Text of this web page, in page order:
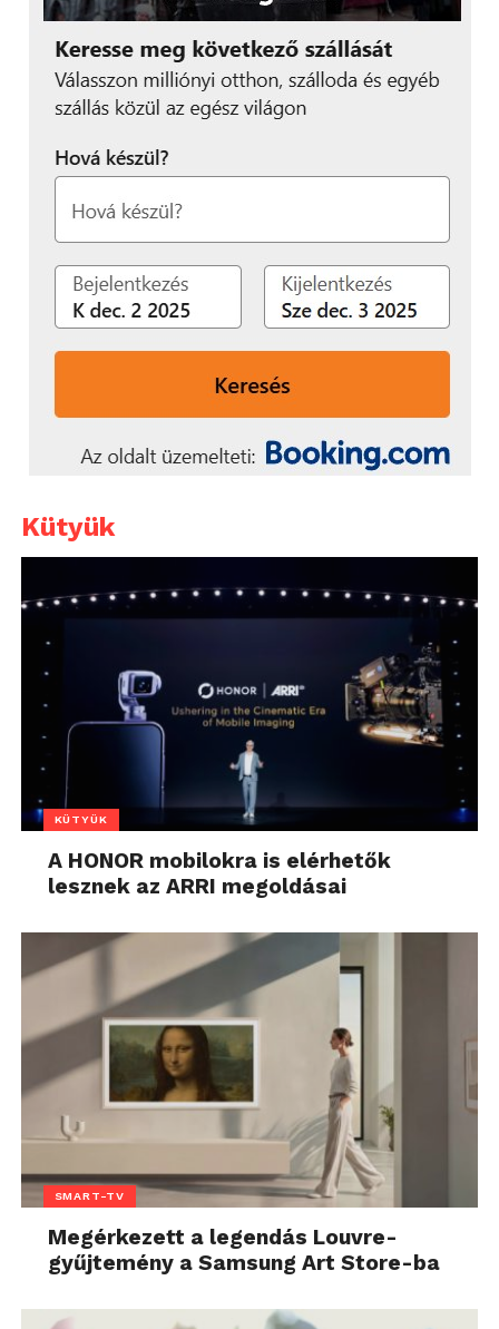
Kütyük
KÜTYÜK
A HONOR mobilokra is elérhetők
lesznek az ARRI megoldásai
SMART-TV
Megérkezett a legendás Louvre-
gyűjtemény a Samsung Art Store-ba